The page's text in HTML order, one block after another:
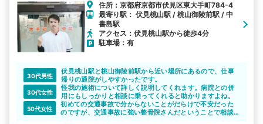
住所：京都府京都市伏見区東大手町784-4
最寄り駅： 伏見桃山駅 / 桃山御陵前駅 / 中
書島駅
アクセス：伏見桃山駅から徒歩4分
駐車場：有
30代男性
伏見桃山駅と桃山御陵前駅から近い場所にあるので、仕事
帰りの通院がしやすかったです。
30代女性
怪我の施術について詳しく説明してくれます。病院との併
用にもしっかりと相談に乗ってくれると助かりますよね。
50代女性
初めての交通事故で分からないことがだらけで不安だった
のですが、交通事故に強い整骨院さんだということで相談